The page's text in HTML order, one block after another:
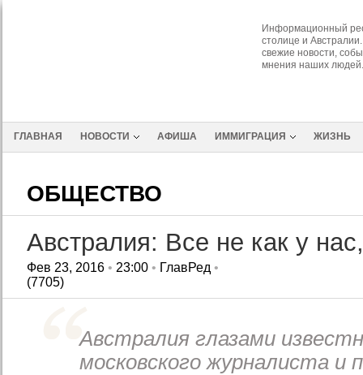
Информационный
столице и
свежие новости,
мнения наших людей.
ГЛАВНАЯ НОВОСТИ АФИША ИММИГРАЦИЯ ЖИЗНЬ
ОБЩЕСТВО
Австралия: Все не как у
Фев 23, 2016• 23:00• ГлавРед •
(7705)
Австралия глазами
московского журналиста и